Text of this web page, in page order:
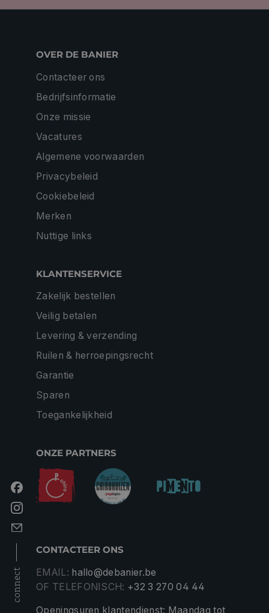
connect
OVER DE BANIER
Contacteer ons
Bedrijfsinformatie
Onze missie
Vacatures
Algemene voorwaarden
Privacybeleid
Cookiebeleid
Merken
Nuttige links
KLANTENSERVICE
Zakelijk bestellen
Veilig betalen
Levering & verzending
Ruilen & herroepingsrecht
Garantie
Sparen
Toegankelijkheid
ONZE PARTNERS
CONTACTEER ONS
EMAIL: hallo@debanier.be
OF TELEFONISCH: +32 3 270 04 44
Openingsuren klantendienst: Maandag tot